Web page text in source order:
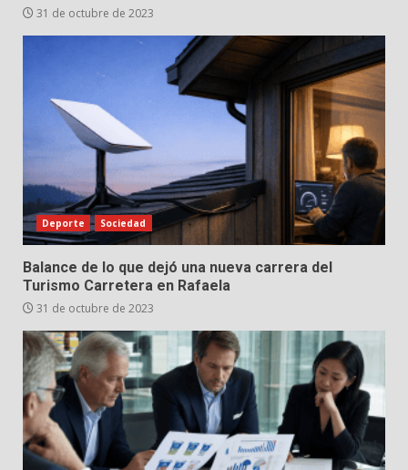
31 de octubre de 2023
Deporte Sociedad
Balance de lo que dejó una nueva carrera del
Turismo Carretera en Rafaela
31 de octubre de 2023